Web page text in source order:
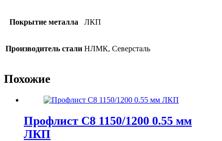
Покрытие металла ЛКП
Производитель стали НЛМК, Северсталь
Похожие
Профлист С8 1150/1200 0.55 мм
ЛКП